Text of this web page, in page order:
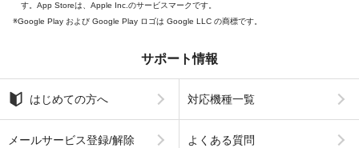
す。App Storeは、Apple Inc.のサービスマークです。
Google Play および Google Play ロゴは Google LLC の商標です。
サポート情報
はじめての方へ 対応機種一覧
メールサービス登録/解除 よくある質問